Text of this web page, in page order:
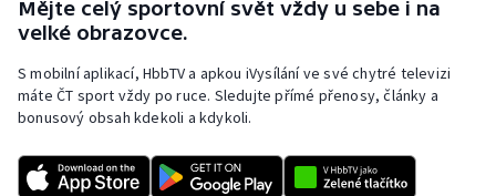
Mějte celý sportovní svět vždy u sebe i na
velké obrazovce.
S mobilní aplikací, HbbTV a apkou iVysílání ve své chytré televizi
máte ČT sport vždy po ruce. Sledujte přímé přenosy, články a
bonusový obsah kdekoli a kdykoli.